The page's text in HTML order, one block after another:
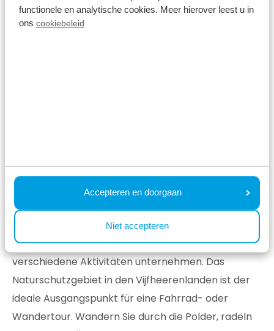
functionele en analytische cookies. Meer hierover leest u in
ons cookiebeleid
Accepteren en doorgaan
Niet accepteren
Aktivitäten in der Nähe von
Resort Lexmond
Von unserem Ferienpark Lexmond aus können Sie
verschiedene Aktivitäten unternehmen. Das
Naturschutzgebiet in den Vijfheerenlanden ist der
ideale Ausgangspunkt für eine Fahrrad- oder
Wandertour. Wandern Sie durch die Polder, radeln